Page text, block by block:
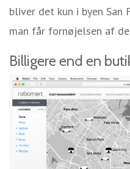
bliver det kun i byen San
man får fornøjelsen af
Billigere end en